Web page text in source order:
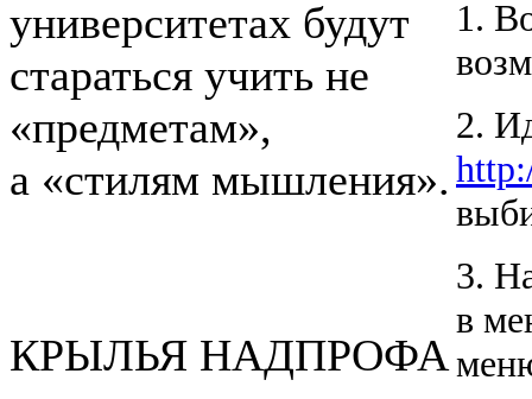
университетах будут
стараться учить не
«предметам»,
а «стилям мышления».
КРЫЛЬЯ НАДПРОФА
1.
2.
3.
в